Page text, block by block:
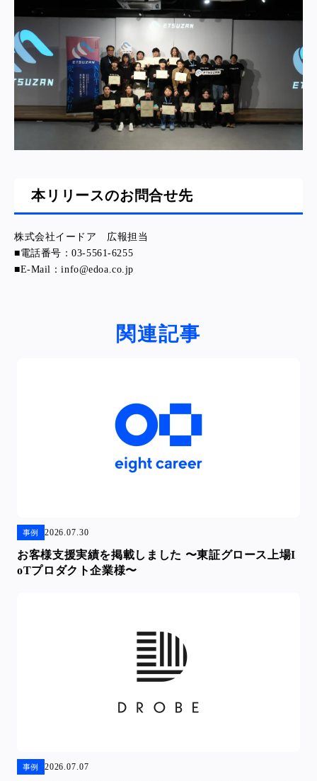
本リリースのお問合せ先
株式会社イードア 広報担当
■電話番号：03-5561-6255
■E-Mail：info@edoa.co.jp
関連記事
事例 2026.07.30
お客様支援実績を掲載しました 〜東証グロース上場I
oTプロダクト企業様〜
事例 2026.07.07